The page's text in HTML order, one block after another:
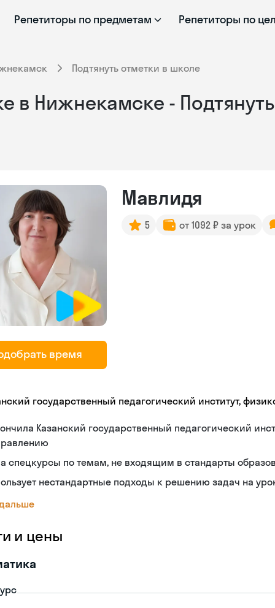
Репетиторы по предметам Репетиторы по
Подтянуть отметки в школе
в Нижнекамске -
время
Мавлидя
5 от 1092 ₽ за урок
государственный педагогический институт,
Казанский государственный педагогический
спецкурсы по темам, не входящим в стандарты
нестандартные подходы к решению задач на
и цены